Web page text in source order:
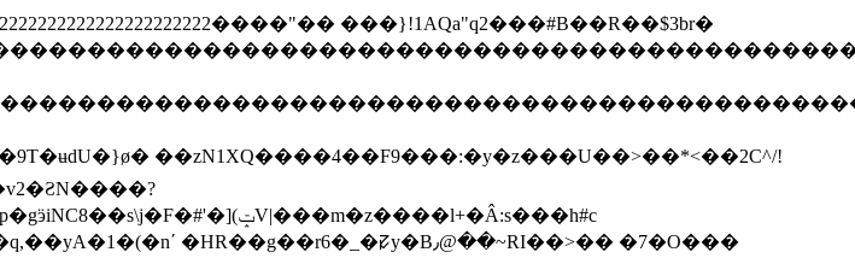
���}!1AQa"q2���#B��R��$3br�
��zN1XQ����4��F9���:�y�z���U��>��*<��2C^/!